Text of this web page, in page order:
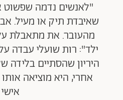
"לאנשים נדמה שפשוט
שאיבדת תיק או מעיל.
מהעובר. את מתאבלת
ילד": רות שועלי עבדה
היריון שהסתיים בלידה
אחרי, היא מוציאה
אישי